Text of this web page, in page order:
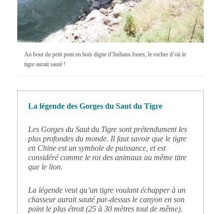
Au bout du petit pont en bois digne d’Indiana Jones, le rocher d’où le
tigre aurait sauté !
La légende des Gorges du Saut du Tigre
Les Gorges du Saut du Tigre sont prétendument les
plus profondes du monde. Il faut savoir que le tigre
en Chine est un symbole de puissance, et est
considéré comme le roi des animaux au même titre
que le lion.
La légende veut qu’un tigre voulant échapper à un
chasseur aurait sauté par-dessus le canyon en son
point le plus étroit (25 à 30 mètres tout de même).